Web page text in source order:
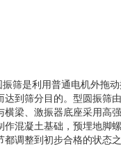
筛是利用普通电机外拖
到筛分目的。型圆振筛
梁、激振器底座采用高
混凝土基础，预埋地脚
调整到初步合格的状态